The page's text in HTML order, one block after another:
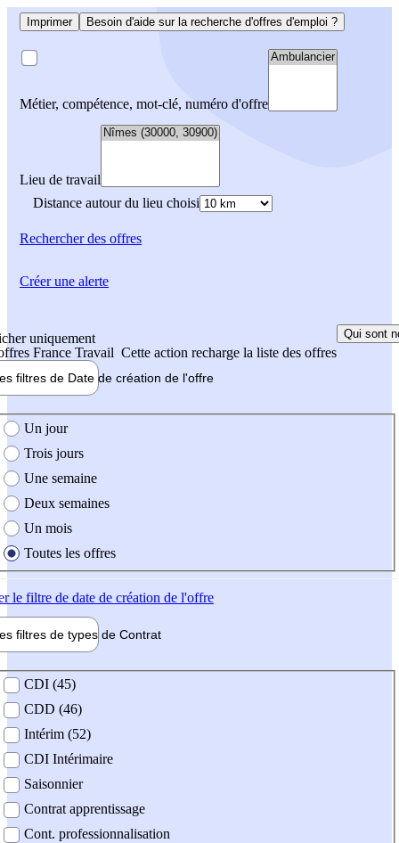
Imprimer Besoin d'aide sur la recherche d'offres d'emploi ?
Métier, compétence, mot-clé, numéro d'offre
Lieu de travail
Distance autour du lieu choisi
Rechercherdes offres
uniquement
France Travail Cette action recharge la liste des offres
Qui sont
filtres de Date de création de l'offre
création de l'offre
Un jour
Trois jours
Une semaine
Deux semaines
Un mois
Toutes les offres
le filtre de date de création de l'offre
filtres de types de Contrat
contrat
CDI (45)
CDD (46)
Intérim (52)
CDI Intérimaire
Saisonnier
Contrat apprentissage
Cont. professionnalisation
Créer une alerte